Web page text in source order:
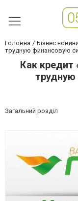
Головна Бізнес новини
трудную финансовую
Как кредит
Загальний розділ